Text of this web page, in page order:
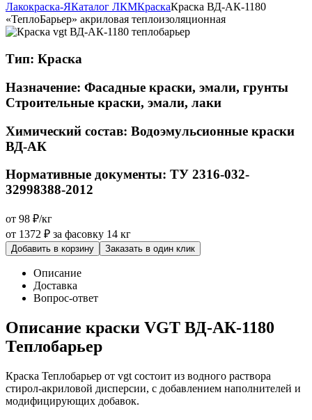
Лакокраска-ЯКаталог ЛКМКраскаКраска ВД-АК-1180
«ТеплоБарьер» акриловая теплоизоляционная
Тип: Краска
Назначение: Фасадные краски, эмали, грунты
Строительные краски, эмали, лаки
Химический состав: Водоэмульсионные краски
ВД-АК
Нормативные документы: ТУ 2316-032-
32998388-2012
от 98 ₽/кг
от 1372 ₽ за фасовку 14 кг
Добавить в корзину Заказать в один клик
Описание
Доставка
Вопрос-ответ
Описание краски VGT ВД-АК-1180
Теплобарьер
Краска Теплобарьер от vgt состоит из водного раствора
стирол-акриловой дисперсии, с добавлением наполнителей и
модифицирующих добавок.